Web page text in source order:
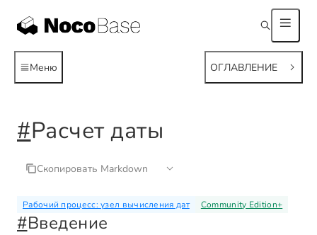
Меню ОГЛАВЛЕНИЕ
#Расчет даты
Скопировать Markdown
Рабочий процесс: узел вычисления дат Community Edition+
#Введение